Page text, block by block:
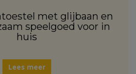
met glijbaan en
speelgoed voor in
huis
Lees meer